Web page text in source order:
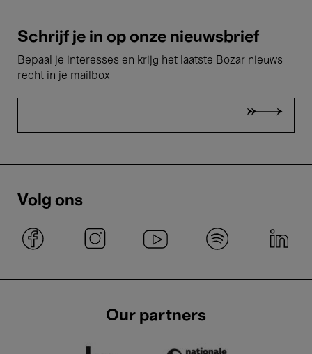
Schrijf je in op onze nieuwsbrief
Bepaal je interesses en krijg het laatste Bozar nieuws
recht in je mailbox
Volg ons
Our partners